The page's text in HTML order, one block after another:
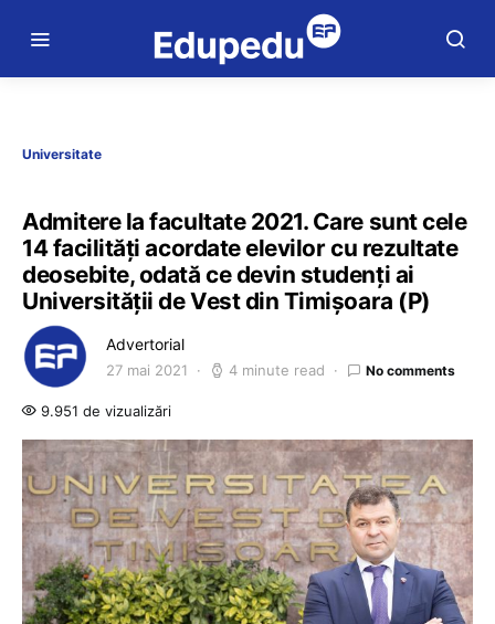
Universitate
Admitere la facultate 2021. Care sunt cele
14 facilități acordate elevilor cu rezultate
deosebite, odată ce devin studenți ai
Universității de Vest din Timișoara (P)
Advertorial
27 mai 2021 4 minute read No comments
9.951 de vizualizări